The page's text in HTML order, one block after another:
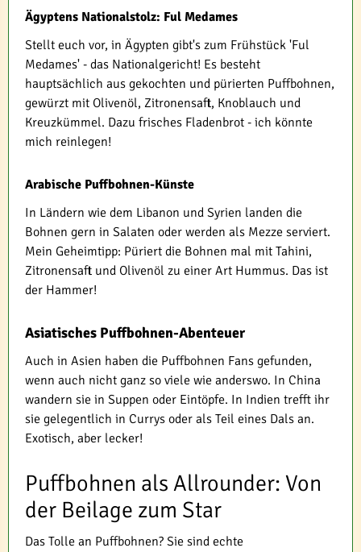
Ägyptens Nationalstolz: Ful Medames
Stellt euch vor, in Ägypten gibt's zum Frühstück 'Ful
Medames' - das Nationalgericht! Es besteht
hauptsächlich aus gekochten und pürierten Puffbohnen,
gewürzt mit Olivenöl, Zitronensaft, Knoblauch und
Kreuzkümmel. Dazu frisches Fladenbrot - ich könnte
mich reinlegen!
Arabische Puffbohnen-Künste
In Ländern wie dem Libanon und Syrien landen die
Bohnen gern in Salaten oder werden als Mezze serviert.
Mein Geheimtipp: Püriert die Bohnen mal mit Tahini,
Zitronensaft und Olivenöl zu einer Art Hummus. Das ist
der Hammer!
Asiatisches Puffbohnen-Abenteuer
Auch in Asien haben die Puffbohnen Fans gefunden,
wenn auch nicht ganz so viele wie anderswo. In China
wandern sie in Suppen oder Eintöpfe. In Indien trefft ihr
sie gelegentlich in Currys oder als Teil eines Dals an.
Exotisch, aber lecker!
Puffbohnen als Allrounder: Von
der Beilage zum Star
Das Tolle an Puffbohnen? Sie sind echte